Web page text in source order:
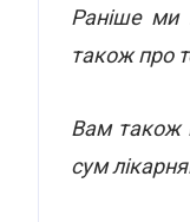
Раніше ми
також про
Вам також
сум